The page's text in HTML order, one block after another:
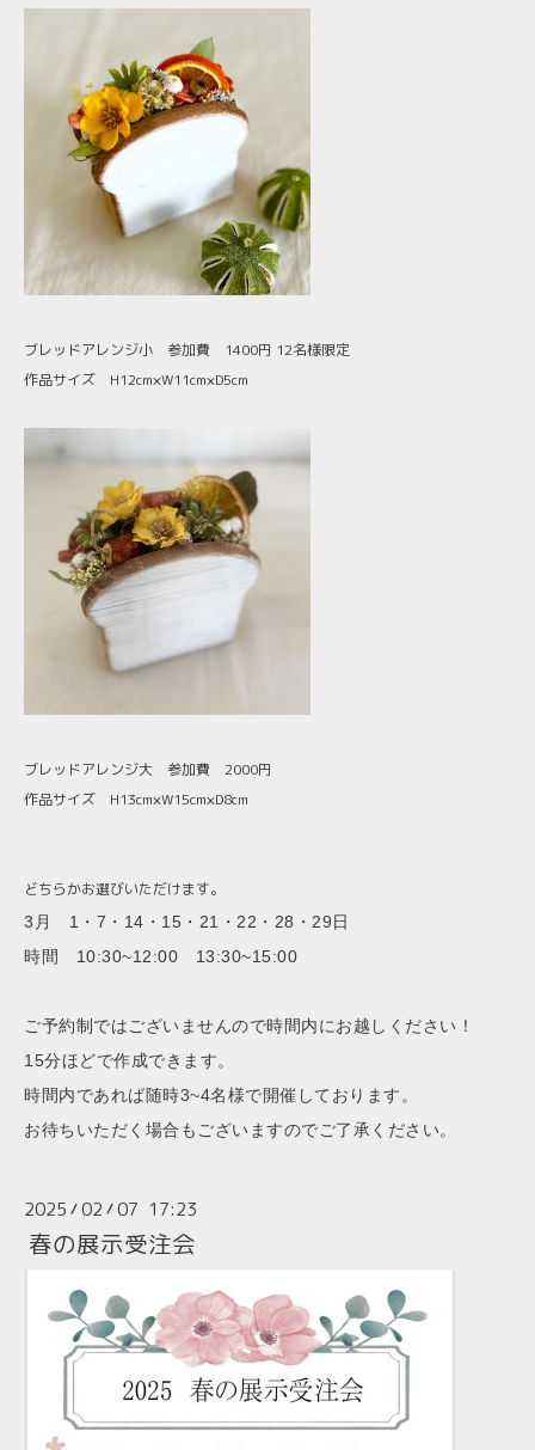
ブレッドアレンジ小 参加費 1400円 12名様限定
作品サイズ H12cm×W11cm×D5cm
ブレッドアレンジ大 参加費 2000円
作品サイズ H13cm×W15cm×D8cm
どちらかお選びいただけます。
3月 1・7・14・15・21・22・28・29日
時間 10:30~12:00 13:30~15:00
ご予約制ではございませんので時間内にお越しください！
15分ほどで作成できます。
時間内であれば随時3~4名様で開催しております。
お待ちいただく場合もございますのでご了承ください。
2025 /02 /07 17:23
春の展示受注会